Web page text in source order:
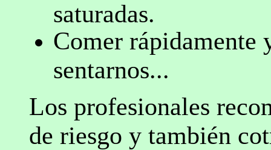
saturadas.
Comer rápidamente
sentarnos...
Los profesionales
de riesgo y también